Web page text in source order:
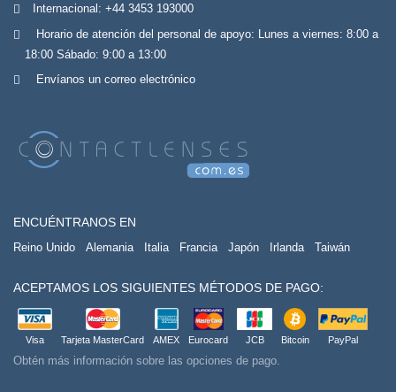
Internacional: +44 3453 193000
Horario de atención del personal de apoyo: Lunes a viernes: 8:00 a
18:00 Sábado: 9:00 a 13:00
Envíanos un correo electrónico
ENCUÉNTRANOS EN
Reino Unido Alemania Italia Francia Japón Irlanda Taiwán
ACEPTAMOS LOS SIGUIENTES MÉTODOS DE PAGO:
Visa Tarjeta MasterCard AMEX Eurocard JCB Bitcoin PayPal
Obtén más información sobre las opciones de pago.